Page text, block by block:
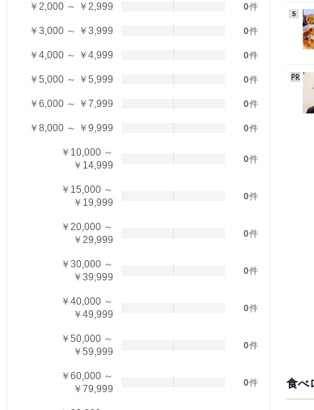
￥2,000 ～ ￥2,999 0件
￥3,000 ～ ￥3,999 0件
￥4,000 ～ ￥4,999 0件
￥5,000 ～ ￥5,999 0件
￥6,000 ～ ￥7,999 0件
￥8,000 ～ ￥9,999 0件
￥10,000 ～
￥14,999
0件
￥15,000 ～
￥19,999
0件
￥20,000 ～
￥29,999
0件
￥30,000 ～
￥39,999
0件
￥40,000 ～
￥49,999
0件
￥50,000 ～
￥59,999
0件
￥60,000 ～
￥79,999
0件
5
食べ